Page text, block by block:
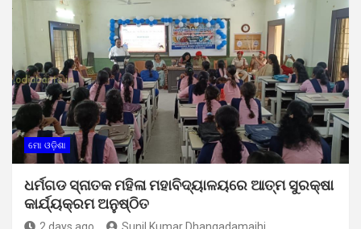
ମୋ ଓଡ଼ିଶା
ଧର୍ମଗଡ ସ୍ନାତକ ମହିଳା ମହାବିଦ୍ୟାଳୟରେ ଆତ୍ମ ସୁରକ୍ଷା
କାର୍ଯ୍ୟକ୍ରମ ଅନୁଷ୍ଠିତ
2 days ago Sunil Kumar Dhangadamajhi